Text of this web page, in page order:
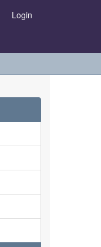
Login